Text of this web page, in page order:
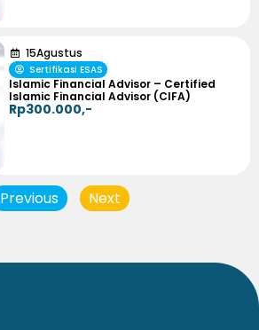
15Agustus
Sertifikasi ESAS
Islamic Financial Advisor – Certified
Islamic Financial Advisor (CIFA)
Rp300.000,-
Previous Next